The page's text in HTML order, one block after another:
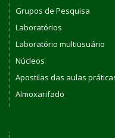
Grupos de Pesquisa
Laboratórios
Laboratório multiusuário
Núcleos
Apostilas das aulas
Almoxarifado